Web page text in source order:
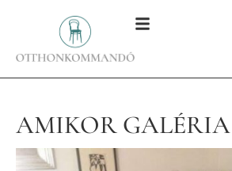
AMIKOR GALÉRIA